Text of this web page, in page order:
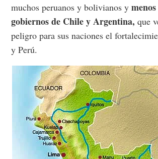
muchos peruanos y bolivianos y
gobiernos de Chile y Argentina, que
peligro para sus naciones el
y Perú.